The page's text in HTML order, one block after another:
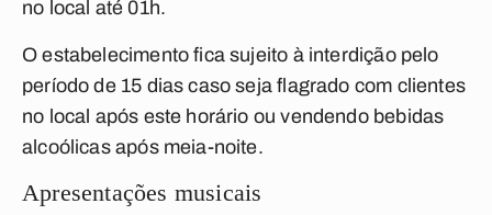
no local até 01h.
O estabelecimento fica sujeito à interdição pelo
período de 15 dias caso seja flagrado com clientes
no local após este horário ou vendendo bebidas
alcoólicas após meia-noite.
Apresentações musicais